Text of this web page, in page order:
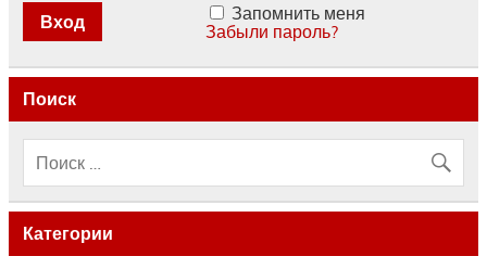
Запомнить меня
Забыли пароль?
Поиск
Категории